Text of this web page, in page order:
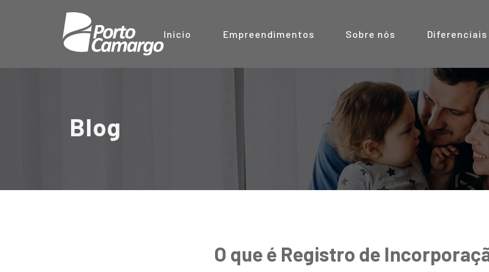
Início Empreendimentos Sobre nós Diferenciais
Blog
O que é Registro de